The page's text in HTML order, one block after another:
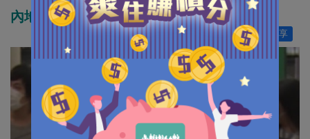
工作的基礎上，我近年更積極筆耕，
定期發表評論文章，希望透過小方格
與廣大市民加強溝通，共創繁盛香
港。
內地疫情已受控須防境外輸入
分享
360